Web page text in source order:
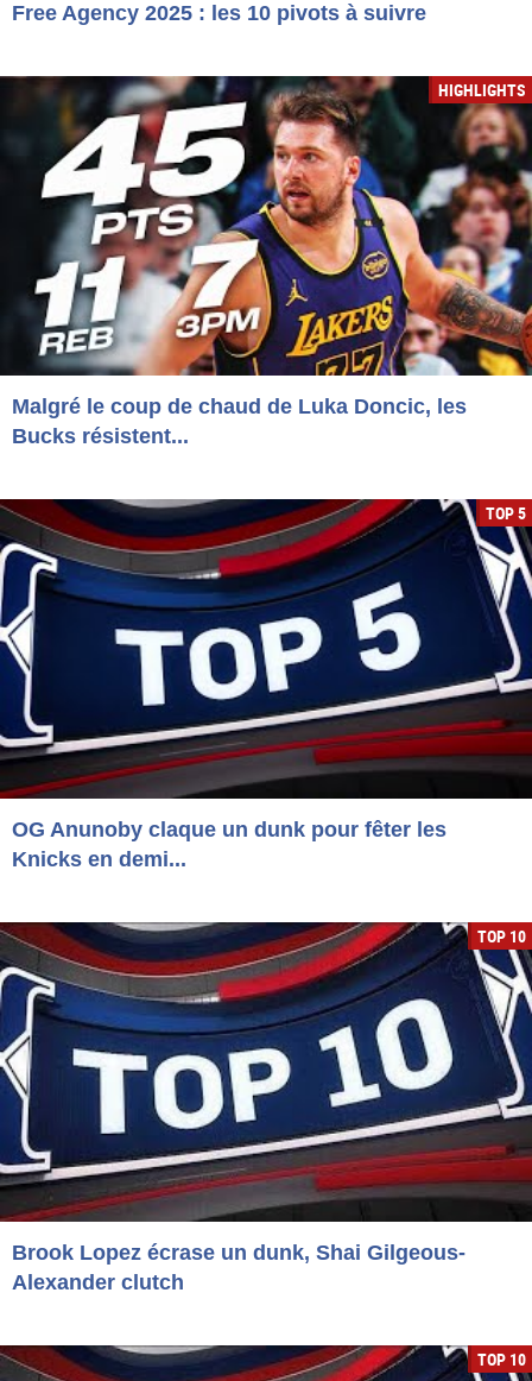
Free Agency 2025 : les 10 pivots à suivre
HIGHLIGHTS
Malgré le coup de chaud de Luka Doncic, les
Bucks résistent...
TOP 5
OG Anunoby claque un dunk pour fêter les
Knicks en demi...
TOP 10
Brook Lopez écrase un dunk, Shai Gilgeous-
Alexander clutch
TOP 10